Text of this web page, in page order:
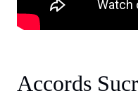
Accords